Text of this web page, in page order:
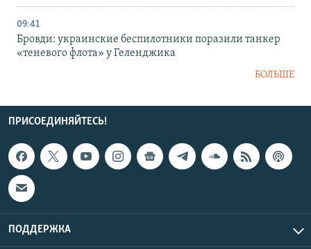
09:41
Бровди: украинские беспилотники поразили танкер
«теневого флота» у Геленджика
БОЛЬШЕ
ПРИСОЕДИНЯЙТЕСЬ!
ПОДДЕРЖКА